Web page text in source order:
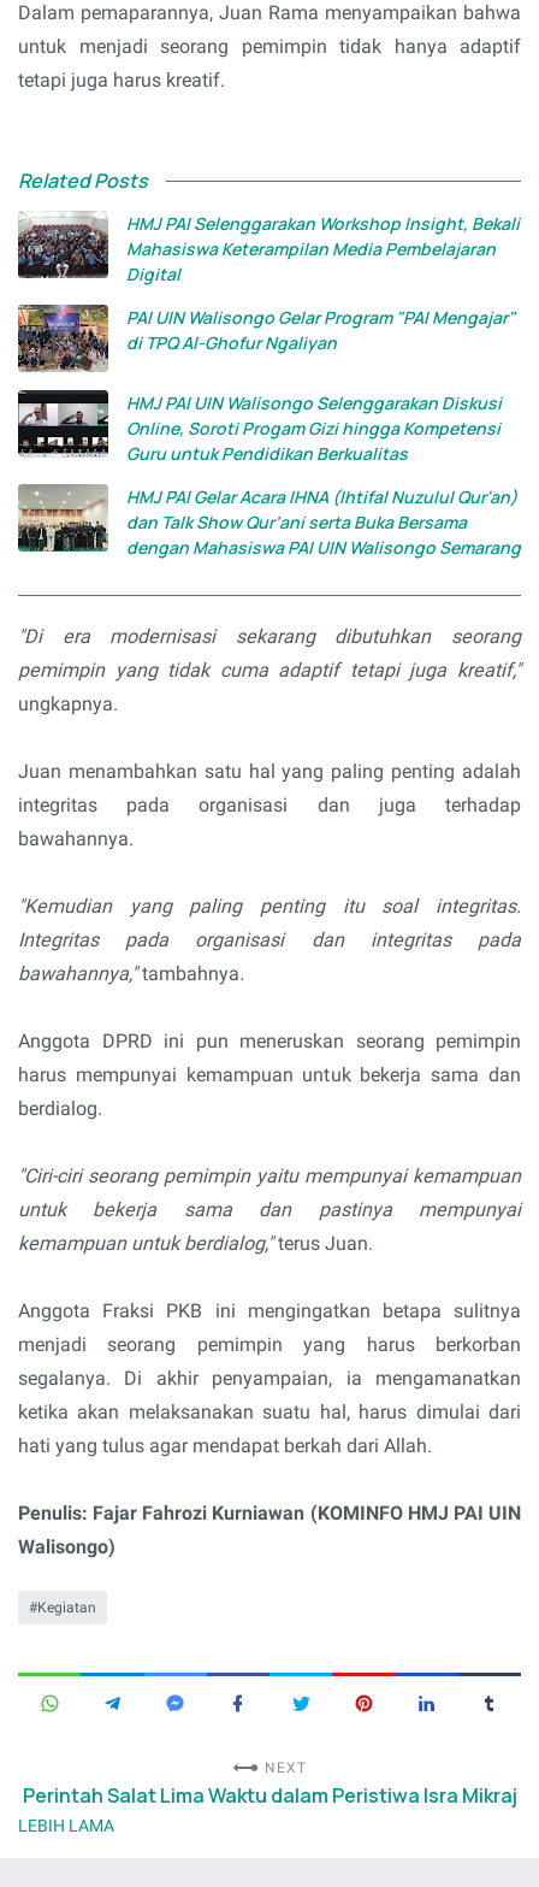
Dalam pemaparannya, Juan Rama menyampaikan bahwa
untuk menjadi seorang pemimpin tidak hanya adaptif
tetapi juga harus kreatif.
Related Posts
HMJ PAI Selenggarakan Workshop Insight, Bekali
Mahasiswa Keterampilan Media Pembelajaran
Digital
PAI UIN Walisongo Gelar Program "PAI Mengajar"
di TPQ Al-Ghofur Ngaliyan
HMJ PAI UIN Walisongo Selenggarakan Diskusi
Online, Soroti Progam Gizi hingga Kompetensi
Guru untuk Pendidikan Berkualitas
HMJ PAI Gelar Acara IHNA (Ihtifal Nuzulul Qur'an)
dan Talk Show Qur’ani serta Buka Bersama
dengan Mahasiswa PAI UIN Walisongo Semarang
"Di era modernisasi sekarang dibutuhkan seorang
pemimpin yang tidak cuma adaptif tetapi juga kreatif,"
ungkapnya.
Juan menambahkan satu hal yang paling penting adalah
integritas pada organisasi dan juga terhadap
bawahannya.
"Kemudian yang paling penting itu soal integritas.
Integritas pada organisasi dan integritas pada
bawahannya,"tambahnya.
Anggota DPRD ini pun meneruskan seorang pemimpin
harus mempunyai kemampuan untuk bekerja sama dan
berdialog.
"Ciri-ciri seorang pemimpin yaitu mempunyai kemampuan
untuk bekerja sama dan pastinya mempunyai
kemampuan untuk berdialog,"terus Juan.
Anggota Fraksi PKB ini mengingatkan betapa sulitnya
menjadi seorang pemimpin yang harus berkorban
segalanya. Di akhir penyampaian, ia mengamanatkan
ketika akan melaksanakan suatu hal, harus dimulai dari
hati yang tulus agar mendapat berkah dari Allah.
Penulis: Fajar Fahrozi Kurniawan (KOMINFO HMJ PAI UIN
Walisongo)
Kegiatan
NEXT
Perintah Salat Lima Waktu dalam Peristiwa Isra Mikraj
LEBIH LAMA